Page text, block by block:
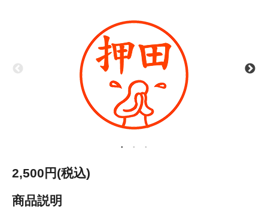
2,500円(税込)
商品説明